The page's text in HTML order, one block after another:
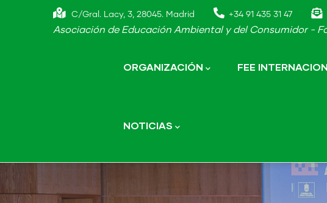
C/Gral. Lacy, 3, 28045. Madrid +34 91 435 31 47
Asociación de Educación Ambiental y del Consumidor -
navigation
ORGANIZACIÓN FEE
NOTICIAS